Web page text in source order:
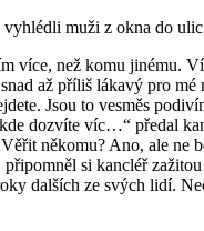
vyhlédli muži z okna do
více, než komu jinému.
až příliš lákavý pro mé
Jsou to vesměs
dozvíte víc…“ předal
někomu? Ano, ale ne
připomněl si kancléř
dalších ze svých lidí.